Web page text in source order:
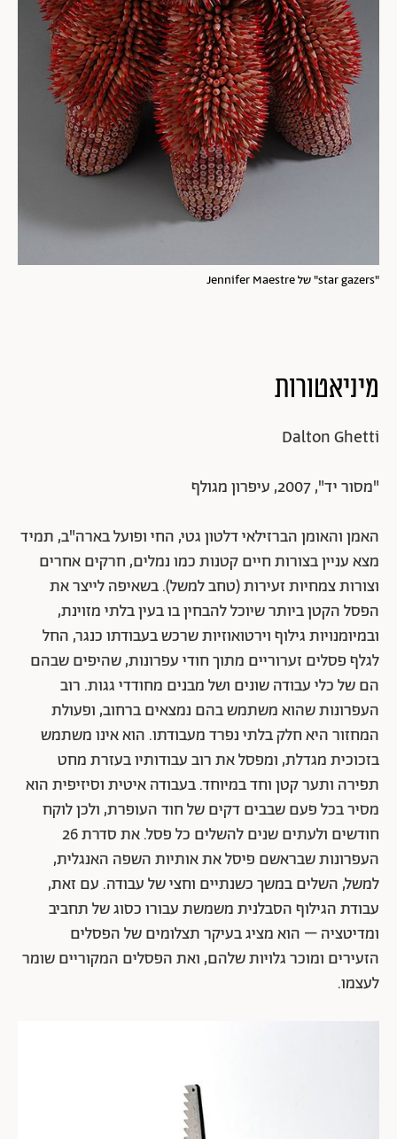
"star gazers" של Jennifer Maestre
מיניאטורות
Dalton Ghetti
"מסור יד", 2007, עיפרון מגולף
האמן והאומן הברזילאי דלטון גטי, החי ופועל בארה"ב, תמיד
מצא עניין בצורות חיים קטנות כמו נמלים, חרקים אחרים
וצורות צמחיות זעירות (טחב למשל). בשאיפה לייצר את
הפסל הקטן ביותר שיוכל להבחין בו בעין בלתי מזוינת,
ובמיומנויות גילוף וירטואוזיות שרכש בעבודתו כנגר, החל
לגלף פסלים זערוריים מתוך חודי עפרונות, שהיפים שבהם
הם של כלי עבודה שונים ושל מבנים מחודדי גגות. רוב
העפרונות שהוא משתמש בהם נמצאים ברחוב, ופעולת
המחזור היא חלק בלתי נפרד מעבודתו. הוא אינו משתמש
בזכוכית מגדלת, ומפסל את רוב עבודותיו בעזרת מחט
תפירה ותער קטן וחד במיוחד. בעבודה איטית וסיזיפית הוא
מסיר בכל פעם שבבים דקים של חוד העופרת, ולכן לוקח
חודשים ולעתים שנים להשלים כל פסל. את סדרת 26
העפרונות שבראשם פיסל את אותיות השפה האנגלית,
למשל, השלים במשך כשנתיים וחצי של עבודה. עם זאת,
עבודת הגילוף הסבלנית משמשת עבורו כסוג של תחביב
ומדיטציה – הוא מציג בעיקר תצלומים של הפסלים
הזעירים ומוכר גלויות שלהם, ואת הפסלים המקוריים שומר
לעצמו.